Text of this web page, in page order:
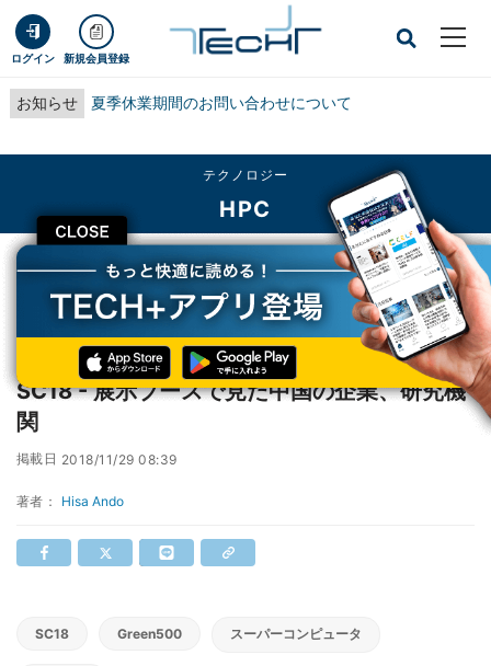
ログイン 新規会員登録
お知らせ 夏季休業期間のお問い合わせについて
CLOSE
テクノロジー
HPC
TECH+ テクノロジー
HPC
SC18 - 展示ブースで見た中国の企業、研究機関
SC18 - 展示ブースで見た中国の企業、研究機
関
掲載日 2018/11/29 08:39
著者： Hisa Ando
SC18 Green500 スーパーコンピュータ